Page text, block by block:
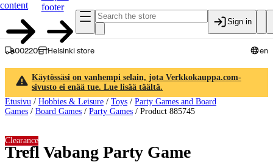
content
footer
Sign in
00220 Helsinki store en
Käytössäsi on vanhempi selain, jota Verkkokauppa.com-
sivusto ei enää tue. Lue lisää täältä.
Etusivu / Hobbies & Leisure / Toys / Party Games and Board
Games / Board Games / Party Games / Product 885745
Trefl Vabang Party Game
Clearance